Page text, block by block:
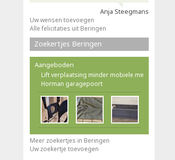
Anja Steegmans
Uw wensen toevoegen
Alle felicitaties uit Beringen
Zoekertjes Beringen
Aangeboden
Lift verplaatsing minder mobiele me
Horman garagepoort
Meer zoekertjes in Beringen
Uw zoekertje toevoegen